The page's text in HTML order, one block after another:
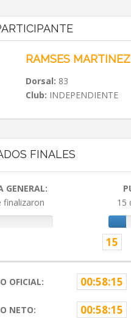
RAMSES
Dorsal: 83
Club: INDEPENDIENTE
FINALES
GENERAL:
finalizaron
15
15
OFICIAL: 00:58:15
NETO: 00:58:15